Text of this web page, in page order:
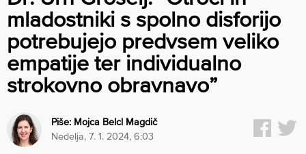
mladostniki s spolno disforijo
potrebujejo predvsem veliko
empatije ter individualno
strokovno obravnavo”
Piše: Mojca Belcl Magdič
nedelja, 7. 1. 2024, 6:03